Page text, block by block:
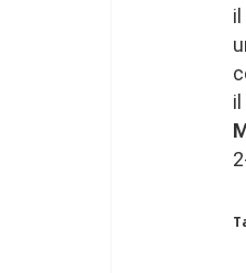
il
il